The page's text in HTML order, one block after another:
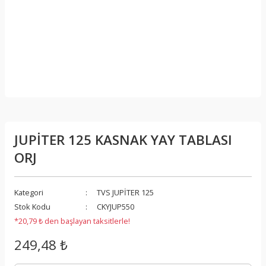
JUPİTER 125 KASNAK YAY TABLASI
ORJ
Kategori
TVS JUPİTER 125
Stok Kodu
CKYJUP550
*20,79 ₺ den başlayan taksitlerle!
249,48 ₺